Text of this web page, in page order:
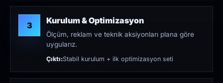
3 Kurulum & Optimizasyon
Ölçüm, reklam ve teknik aksiyonları plana göre
uygularız.
Çıktı:Stabil kurulum + ilk optimizasyon seti